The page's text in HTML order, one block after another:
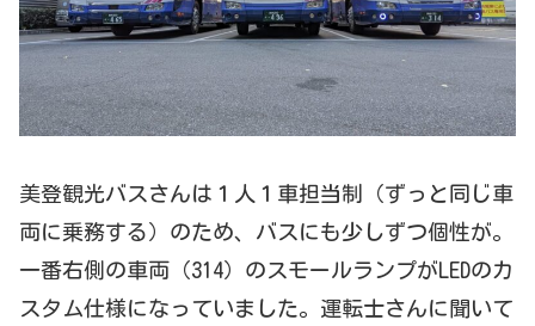
美登観光バスさんは１人１車担当制（ずっと同じ車
両に乗務する）のため、バスにも少しずつ個性が。
一番右側の車両（314）のスモールランプがLEDのカ
スタム仕様になっていました。運転士さんに聞いて